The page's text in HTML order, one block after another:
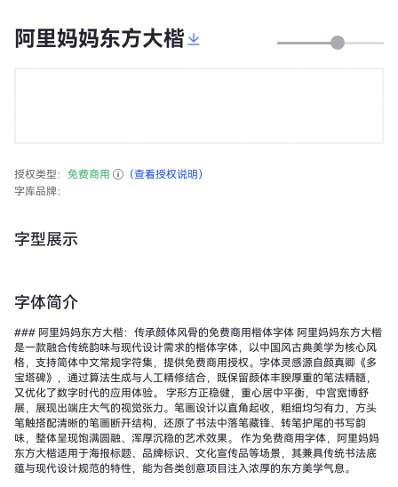
阿里妈妈东方大楷
授权类型： 免费商用
（查看授权说明）
字库品牌：
字型展示
字体简介
### 阿里妈妈东方大楷：传承颜体风骨的免费商用楷体字体 阿里妈妈东方大楷
是一款融合传统韵味与现代设计需求的楷体字体，以中国风古典美学为核心风
格，支持简体中文常规字符集，提供免费商用授权。字体灵感源自颜真卿《多
宝塔碑》，通过算法生成与人工精修结合，既保留颜体丰腴厚重的笔法精髓，
又优化了数字时代的应用体验。 字形方正稳健，重心居中平衡，中宫宽博舒
展，展现出端庄大气的视觉张力。笔画设计以直角起收，粗细均匀有力，方头
笔触搭配清晰的笔画断开结构，还原了书法中落笔藏锋、转笔护尾的书写韵
味，整体呈现饱满圆融、浑厚沉稳的艺术效果。 作为免费商用字体，阿里妈妈
东方大楷适用于海报标题、品牌标识、文化宣传品等场景，其兼具传统书法底
蕴与现代设计规范的特性，能为各类创意项目注入浓厚的东方美学气息。